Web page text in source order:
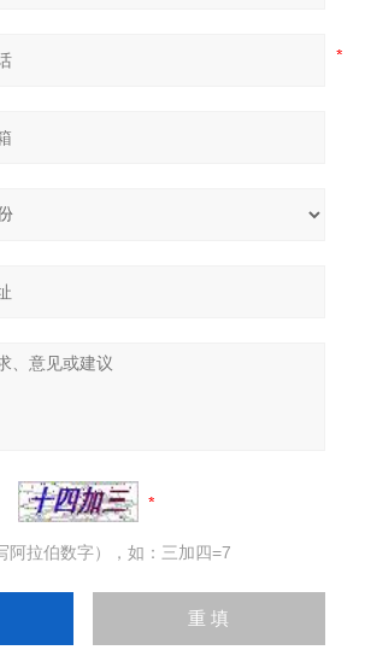
阿拉伯数字），如：三加四=7